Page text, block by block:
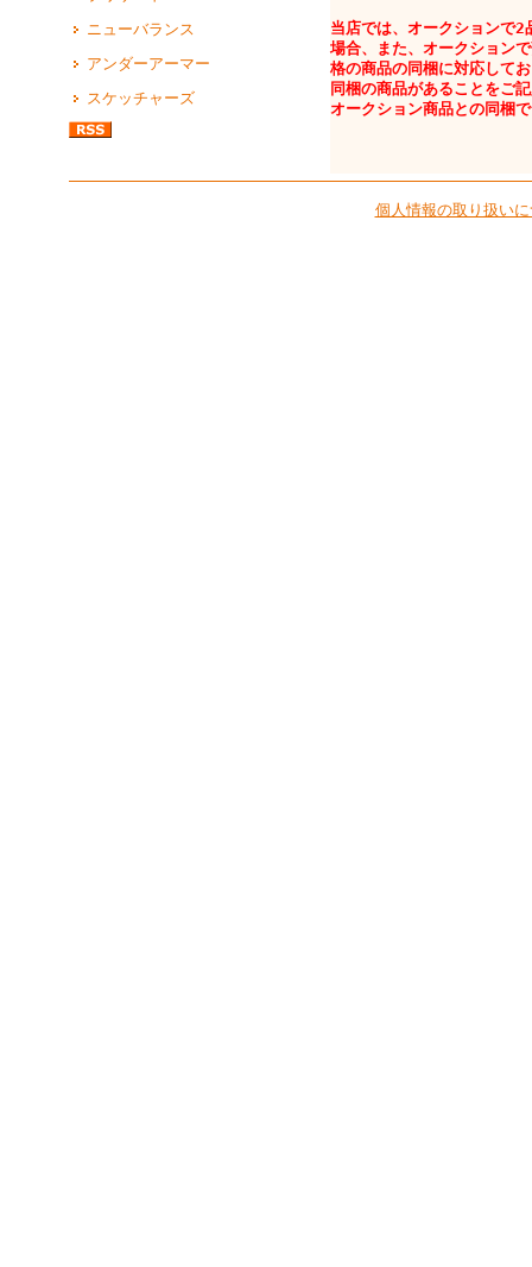
ニューバランス
アンダーアーマー
スケッチャーズ
当店では、オークションで2
場合、また、オークション
格の商品の同梱に対応して
同梱の商品があることをご
オークション商品との同梱
個人情報の取り扱い